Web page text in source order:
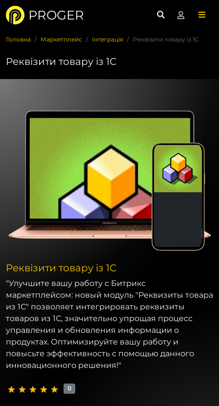
PROGER
Головна Маркетплейс Інтеграція Реквізити товару із 1С
Реквізити товару із 1С
Реквізити товару із 1С
"Улучшите вашу работу с Битрикс
маркетплейсом: новый модуль "Реквизиты товара
из 1С" позволяет интегрировать реквизиты
товаров из 1С, значительно упрощая процесс
управления и обновления информации о
продуктах. Оптимизируйте вашу работу и
повысьте эффективность с помощью данного
инновационного решения!"
0